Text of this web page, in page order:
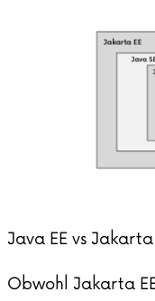
Java EE vs
Obwohl Jakarta